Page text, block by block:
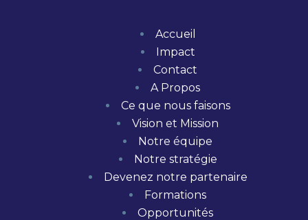
Accueil
Impact
Contact
A Propos
Ce que nous faisons
Vision et Mission
Notre équipe
Notre stratégie
Devenez notre partenaire
Formations
Opportunités